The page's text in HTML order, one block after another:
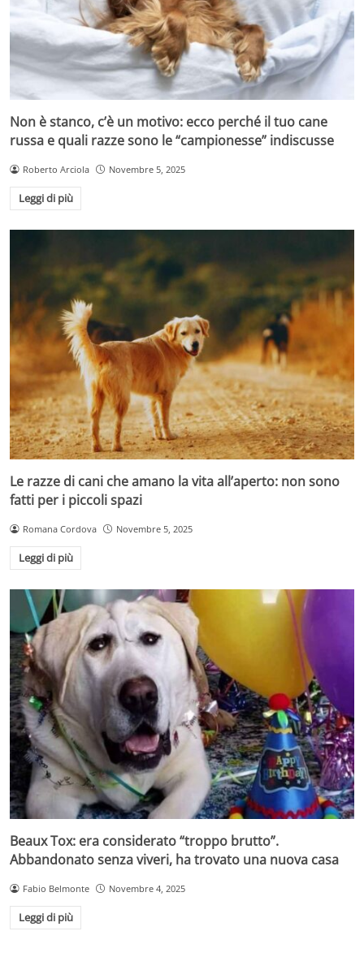
Non è stanco, c’è un motivo: ecco perché il tuo cane
russa e quali razze sono le “campionesse” indiscusse
Roberto Arciola Novembre 5, 2025
Leggi di più
Le razze di cani che amano la vita all’aperto: non sono
fatti per i piccoli spazi
Romana Cordova Novembre 5, 2025
Leggi di più
Beaux Tox: era considerato “troppo brutto”.
Abbandonato senza viveri, ha trovato una nuova casa
Fabio Belmonte Novembre 4, 2025
Leggi di più